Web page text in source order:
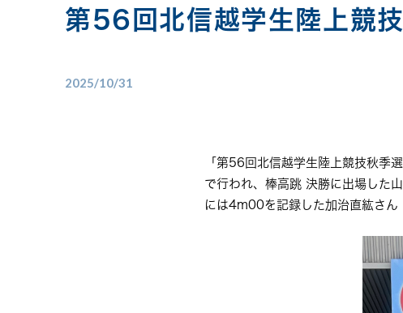
第56回北信越学生陸上競
2025/10/31
「第56回北信越学生陸上競技秋
で行われ、棒高跳 決勝に出場した
には4m00を記録した加治直紘さん